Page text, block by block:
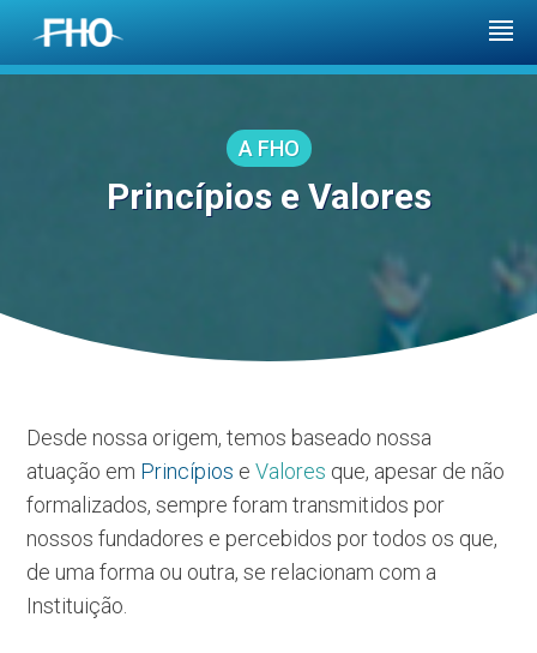
A FHO
Princípios e Valores
Desde nossa origem, temos baseado nossa
atuação em Princípios eValores que, apesar de não
formalizados, sempre foram transmitidos por
nossos fundadores e percebidos por todos os que,
de uma forma ou outra, se relacionam com a
Instituição.